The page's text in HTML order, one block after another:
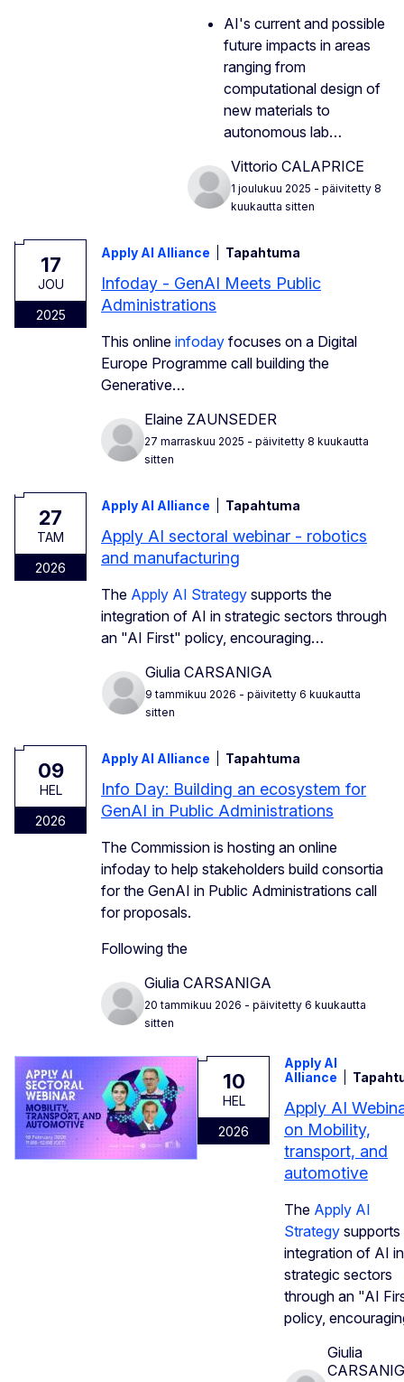
AI's current and possible
future impacts in areas
ranging from
computational design of
new materials to
autonomous lab…
Vittorio CALAPRICE
1 joulukuu 2025 - päivitetty 8
kuukautta sitten
17
JOU
2025
Apply AI Alliance Tapahtuma
Infoday - GenAI Meets Public
Administrations
This online infoday focuses on a Digital
Europe Programme call building the
Generative…
Elaine ZAUNSEDER
27 marraskuu 2025 - päivitetty 8 kuukautta
sitten
27
TAM
2026
Apply AI Alliance Tapahtuma
Apply AI sectoral webinar - robotics
and manufacturing
The Apply AI Strategy supports the
integration of AI in strategic sectors through
an "AI First" policy, encouraging…
Giulia CARSANIGA
9 tammikuu 2026 - päivitetty 6 kuukautta
sitten
09
HEL
2026
Apply AI Alliance Tapahtuma
Info Day: Building an ecosystem for
GenAI in Public Administrations
The Commission is hosting an online
infoday to help stakeholders build consortia
for the GenAI in Public Administrations call
for proposals.
Following the
Giulia CARSANIGA
20 tammikuu 2026 - päivitetty 6 kuukautta
sitten
10
HEL
2026
Apply AI
Alliance
Apply AI
on Mobility,
transport, and
automotive
The Apply AI
Strategy supports
integration of AI in
strategic sectors
through an "AI
policy,
Giulia